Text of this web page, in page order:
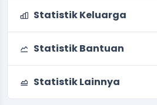
Statistik Keluarga
Statistik Bantuan
Statistik Lainnya